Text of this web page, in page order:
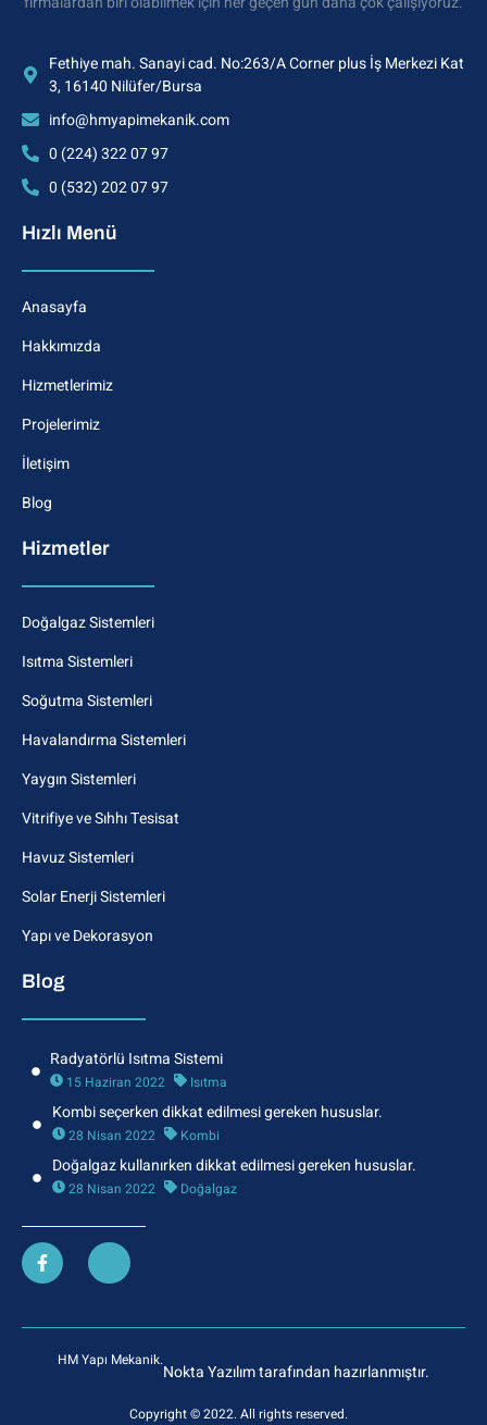
Fethiye mah. Sanayi cad. No:263/A Corner plus İş Merkezi Kat
3, 16140 Nilüfer/Bursa
info@hmyapimekanik.com
0 (224) 322 07 97
0 (532) 202 07 97
Hızlı Menü
Anasayfa
Hakkımızda
Hizmetlerimiz
Projelerimiz
İletişim
Blog
Hizmetler
Doğalgaz Sistemleri
Isıtma Sistemleri
Soğutma Sistemleri
Havalandırma Sistemleri
Yaygın Sistemleri
Vitrifiye ve Sıhhı Tesisat
Havuz Sistemleri
Solar Enerji Sistemleri
Yapı ve Dekorasyon
Blog
Radyatörlü Isıtma Sistemi
15 Haziran 2022 Isıtma
Kombi seçerken dikkat edilmesi gereken hususlar.
28 Nisan 2022 Kombi
Doğalgaz kullanırken dikkat edilmesi gereken hususlar.
28 Nisan 2022 Doğalgaz
HM Yapı Mekanik.
Nokta Yazılım tarafından hazırlanmıştır.
Copyright © 2022. All rights reserved.